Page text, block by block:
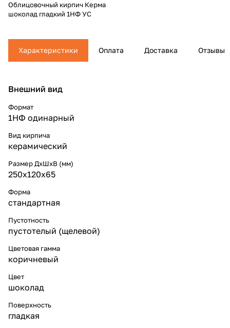
Облицовочный кирпич Керма
шоколад гладкий 1НФ УС
Характеристики Оплата Доставка Отзывы
Внешний вид
Формат
1НФ одинарный
Вид кирпича
керамический
Размер ДхШхВ (мм)
250х120х65
Форма
стандартная
Пустотность
пустотелый (щелевой)
Цветовая гамма
коричневый
Цвет
шоколад
Поверхность
гладкая